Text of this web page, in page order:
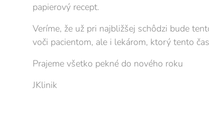
papierový recept.
Veríme, že už pri najbližšej schôdzi bude
voči pacientom, ale i lekárom, ktorý tento
Prajeme všetko pekné do nového roku
JKlinik